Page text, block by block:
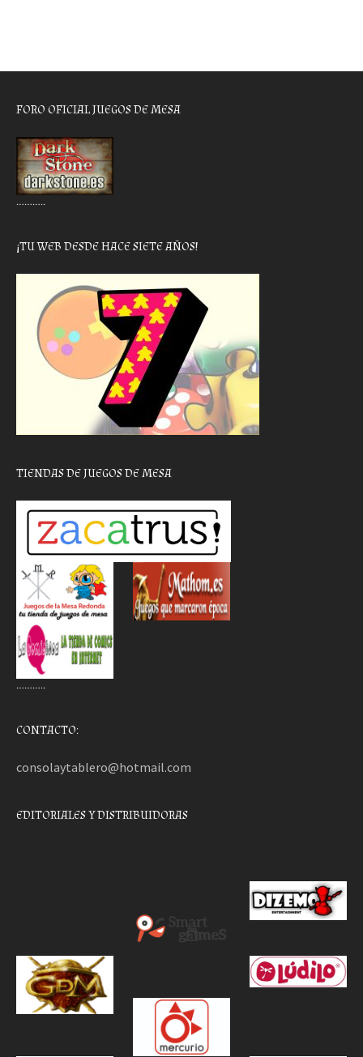
FORO OFICIAL JUEGOS DE MESA
………..
¡TU WEB DESDE HACE SIETE AÑOS!
TIENDAS DE JUEGOS DE MESA
………..
CONTACTO:
consolaytablero@hotmail.com
EDITORIALES Y DISTRIBUIDORAS